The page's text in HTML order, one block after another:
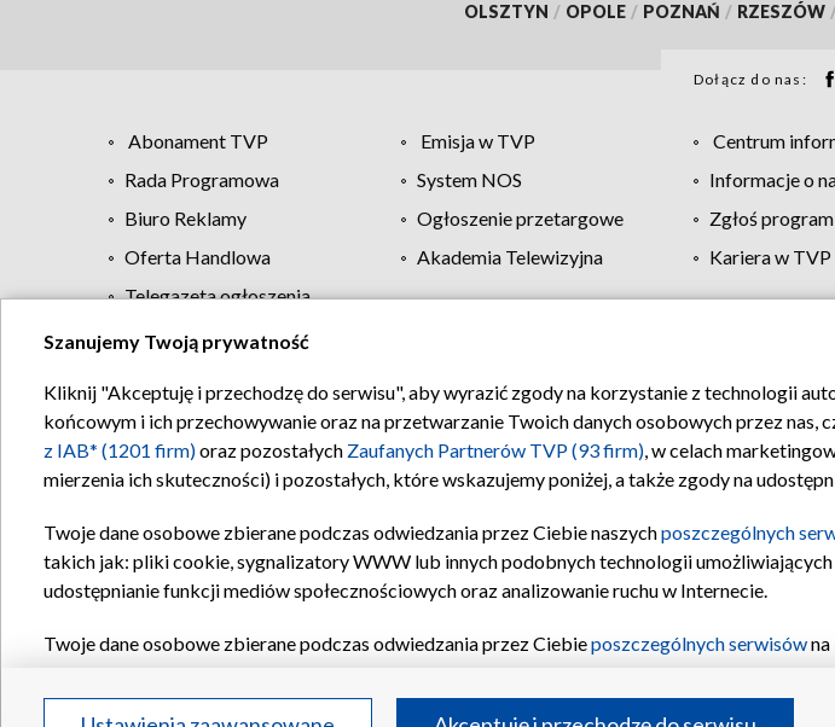
OLSZTYN / OPOLE / POZNAŃ / RZESZÓW
Dołącz do nas:
Abonament TVP Emisja w TVP Centrum
Rada Programowa
System NOS Informacje o
Biuro Reklamy
Ogłoszenie przetargowe Zgłoś
Oferta Handlowa
Akademia Telewizyjna Kariera w TVP
Telegazeta ogłoszenia
Regulamin TVP Polityka prywatności Moje
Szanujemy Twoją prywatność
Kliknij "Akceptuję i przechodzę do serwisu", aby wyrazić zgody na korzystanie z technologii
końcowym i ich przechowywanie oraz na przetwarzanie Twoich danych osobowych przez nas,
z IAB* (1201 firm)oraz pozostałych Zaufanych Partnerów TVP (93 firm), w celach
mierzenia ich skuteczności) i pozostałych, które wskazujemy poniżej, a także zgody na
Twoje dane osobowe zbierane podczas odwiedzania przez Ciebie naszychposzczególnych
takich jak: pliki cookie, sygnalizatory WWW lub innych podobnych technologii
udostępnianie funkcji mediów społecznościowych oraz analizowanie ruchu w Internecie.
Twoje dane osobowe zbierane podczas odwiedzania przez Ciebieposzczególnych serwisów
Partnerów TVPdla realizacji następujących celów i funkcji: przechowywania informacji na